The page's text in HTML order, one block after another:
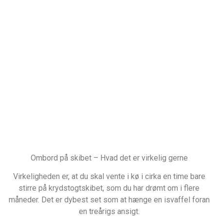
Ombord på skibet – Hvad det er virkelig gerne
Virkeligheden er, at du skal vente i kø i cirka en time bare
stirre på krydstogtskibet, som du har drømt om i flere
måneder. Det er dybest set som at hænge en isvaffel foran
en treårigs ansigt.